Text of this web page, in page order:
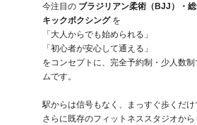
今注目の ブラジリアン柔術（BJJ）・
キックボクシング を
「大人からでも始められる」
「初心者が安心して通える」
をコンセプトに、完全予約制・少人数
ムです。
駅からは信号もなく、まっすぐ歩くだけ
さらに既存のフィットネススタジオか